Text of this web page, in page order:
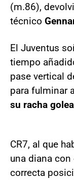
(m.86),
técnico
El Juventus
tiempo
pase vertical
para fulminar
su racha
CR7, al que
una diana
correcta